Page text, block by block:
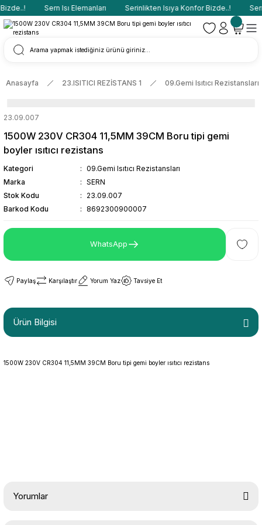
Sern Isı Elemanları Serinlikten Isıya Konfor Bizde..!
Anasayfa 23.ISITICI REZİSTANS 1 09.Gemi Isıtıcı Rezistansları
23.09.007
1500W 230V CR304 11,5MM 39CM Boru tipi gemi
boyler ısıtıcı rezistans
Kategori
09.Gemi Isıtıcı Rezistansları
Marka
SERN
Stok Kodu
23.09.007
Barkod Kodu
8692300900007
WhatsApp
Paylaş Karşılaştır Yorum Yaz Tavsiye Et
Ürün Bilgisi
1500W 230V CR304 11,5MM 39CM Boru tipi gemi boyler ısıtıcı rezistans
Yorumlar